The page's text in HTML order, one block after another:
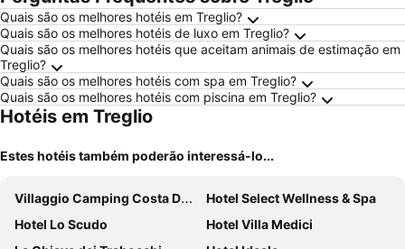
Quais são os melhores hotéis em Treglio?
Quais são os melhores hotéis de luxo em Treglio?
Quais são os melhores hotéis que aceitam animais de estimação em
Treglio?
Quais são os melhores hotéis com spa em Treglio?
Quais são os melhores hotéis com piscina em Treglio?
Hotéis em Treglio
Estes hotéis também poderão interessá-lo...
Villaggio Camping Costa Dargento
Hotel Select Wellness & Spa
Hotel Lo Scudo
Hotel Villa Medici